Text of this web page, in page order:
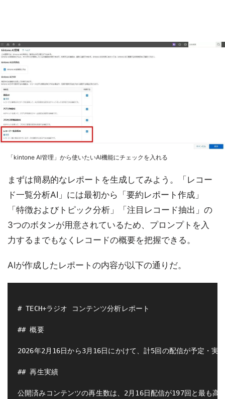
「kintone AI管理」から使いたいAI機能にチェックを入れる
まずは簡易的なレポートを生成してみよう。「レコー
ド一覧分析AI」には最初から「要約レポート作成」
「特徴およびトピック分析」「注目レコード抽出」の
3つのボタンが用意されているため、プロンプトを入
力するまでもなくレコードの概要を把握できる。
AIが作成したレポートの内容が以下の通りだ。
# TECH+ラジオ コンテンツ分析レポート
## 概要
2026年2月16日から3月16日にかけて、計5回の配信が予
## 再生実績
公開済みコンテンツの再生数は、2月16日配信が197回と最も